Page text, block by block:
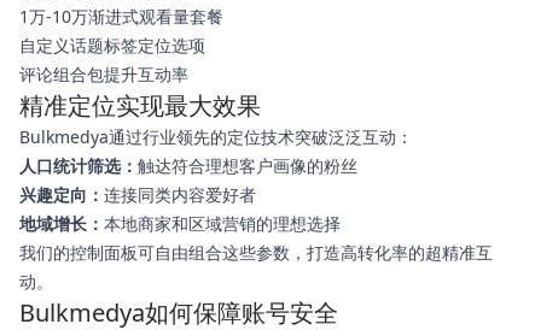
1万-10万渐进式观看量套餐
自定义话题标签定位选项
评论组合包提升互动率
精准定位实现最大效果
Bulkmedya通过行业领先的定位技术突破泛泛互动：
人口统计筛选： 触达符合理想客户画像的粉丝
兴趣定向： 连接同类内容爱好者
地域增长： 本地商家和区域营销的理想选择
我们的控制面板可自由组合这些参数，打造高转化率的超精准互
动。
Bulkmedya如何保障账号安全